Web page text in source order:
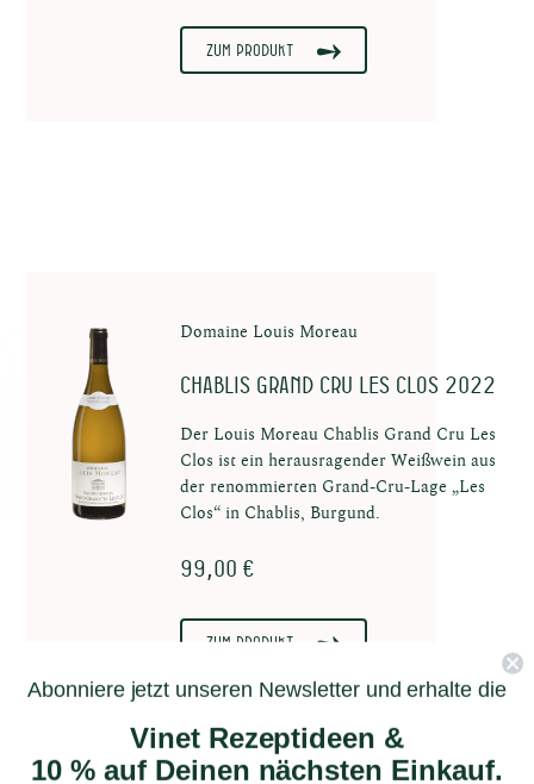
Zum Produkt
Domaine Louis Moreau
Chablis Grand Cru Les Clos 2022
Der Louis Moreau Chablis Grand Cru Les
Clos ist ein herausragender Weißwein aus
der renommierten Grand-Cru-Lage „Les
Clos“ in Chablis, Burgund.
99,00 €
Zum Produkt
Abonniere jetzt unseren Newsletter und erhalte die
Vinet Rezeptideen &
10 % auf Deinen nächsten Einkauf.